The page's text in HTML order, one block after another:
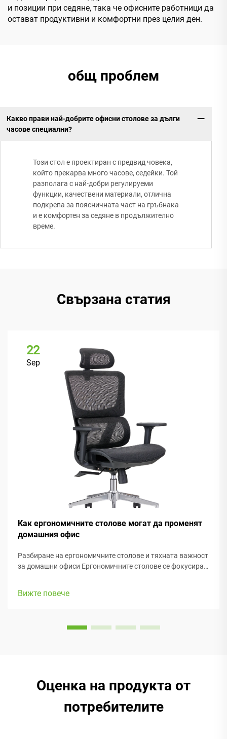
и позиции при седяне, така че офисните работници да
остават продуктивни и комфортни през целия ден.
общ проблем
Какво прави най-добрите офисни столове за дълги
часове специални?
Този стол е проектиран с предвид човека,
който прекарва много часове, седейки. Той
разполага с най-добри регулируеми
функции, качествени материали, отлична
подкрепа за поясничната част на гръбнака
и е комфортен за седяне в продължително
време.
Свързана статия
22
Sep
Как ергономичните столове могат да променят
домашния офис
Разбиране на ергономичните столове и тяхната важност
за домашни офиси Ергономичните столове се фокусират
съответстват на различни телосложения и
Вижте повече
Оценка на продукта от
потребителите